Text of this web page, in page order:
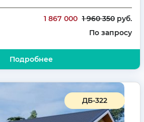
3
1 867 000 1 960 350руб.
По запросу
Подробнее
ДБ-322